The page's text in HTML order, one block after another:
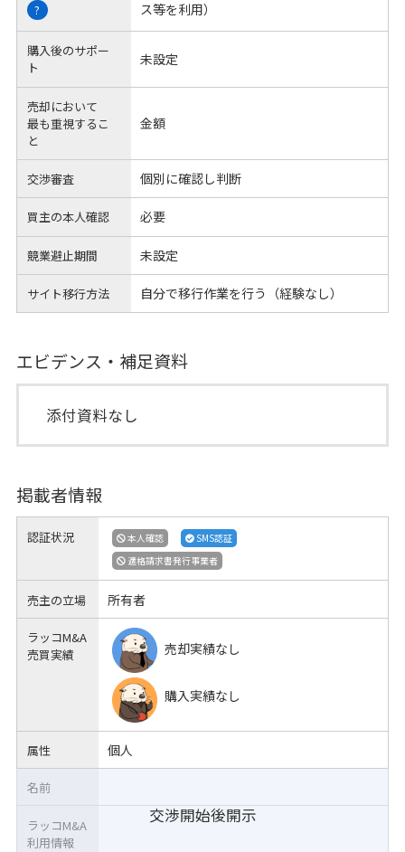
?
ス等を利用）
購入後のサポー
ト
未設定
売却において
最も重視するこ
と
金額
交渉審査 個別に確認し判断
買主の本人確認 必要
競業避止期間 未設定
サイト移行方法 自分で移行作業を行う（経験なし）
エビデンス・補足資料
添付資料なし
掲載者情報
認証状況 本人確認
SMS認証
適格請求書発行事業者
売主の立場 所有者
ラッコM&A
売買実績
売却実績なし
購入実績なし
属性 個人
交渉開始後開示
名前
ラッコM&A
利用情報